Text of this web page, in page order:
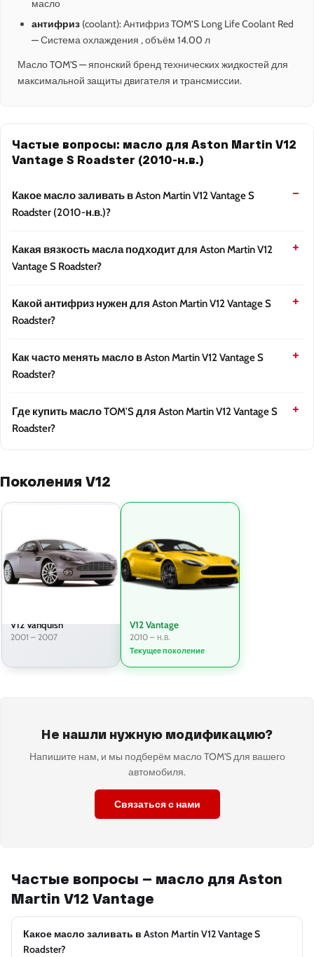
масло
антифриз (coolant): Антифриз TOM’S Long Life Coolant Red
— Система охлаждения , объём 14.00 л
Масло TOM'S — японский бренд технических жидкостей для
максимальной защиты двигателя и трансмиссии.
Частые вопросы: масло для Aston Martin V12
Vantage S Roadster (2010-н.в.)
Какое масло заливать в Aston Martin V12 Vantage S
Roadster (2010-н.в.)?
Какая вязкость масла подходит для Aston Martin V12
Vantage S Roadster?
Какой антифриз нужен для Aston Martin V12 Vantage S
Roadster?
Как часто менять масло в Aston Martin V12 Vantage S
Roadster?
Где купить масло TOM'S для Aston Martin V12 Vantage S
Roadster?
Поколения V12
V12 Vanquish
2001 – 2007
V12 Vantage
2010 – н.в.
Текущее поколение
Не нашли нужную модификацию?
Напишите нам, и мы подберём масло TOM'S для вашего
автомобиля.
Связаться с нами
Частые вопросы — масло для Aston
Martin V12 Vantage
Какое масло заливать в Aston Martin V12 Vantage S
Roadster?